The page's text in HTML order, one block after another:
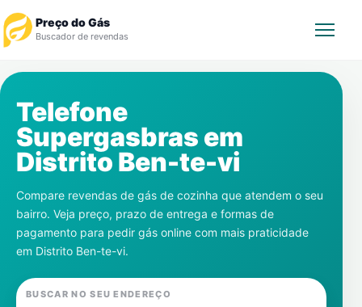
Preço do Gás
Buscador de revendas
Revendedor
Notícias
Cadastre-se
Gás
Contatos
Telefone
Supergasbras em
Distrito Ben-te-vi
Compare revendas de gás de cozinha que atendem o seu
bairro. Veja preço, prazo de entrega e formas de
pagamento para pedir gás online com mais praticidade
em Distrito Ben-te-vi.
BUSCAR NO SEU ENDEREÇO